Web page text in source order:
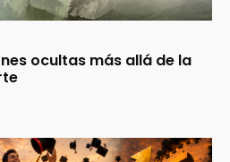
ocultas más allá de la